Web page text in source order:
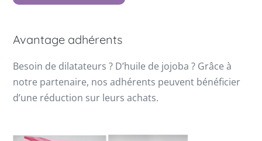
Avantage adhérents
Besoin de dilatateurs ? D’huile de jojoba ? Grâce à
notre partenaire, nos adhérents peuvent bénéficier
d’une réduction sur leurs achats.